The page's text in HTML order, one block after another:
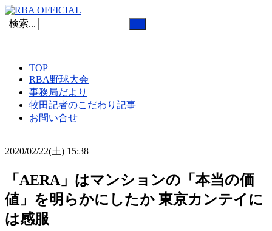
検索...
TOP
RBA野球大会
事務局だより
牧田記者のこだわり記事
お問い合せ
2020/02/22(土) 15:38
「AERA」はマンションの「本当の価
値」を明らかにしたか 東京カンテイに
は感服